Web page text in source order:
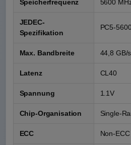
Speicherfrequenz 5600
JEDEC-
Spezifikation
PC5-
Max. Bandbreite 44,8 GB/s
Latenz CL40
Spannung 1.1V
Chip-Organisation Single-
ECC Non-ECC